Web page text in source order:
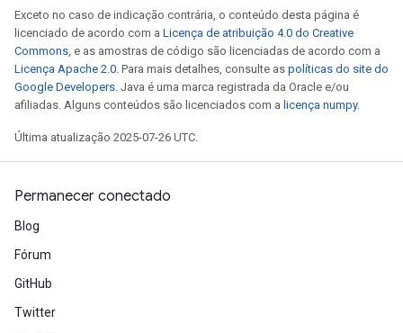
Exceto no caso de indicação contrária, o conteúdo desta página é
licenciado de acordo com a Licença de atribuição 4.0 do Creative
Commons, e as amostras de código são licenciadas de acordo com a
Licença Apache 2.0. Para mais detalhes, consulte as políticas do site do
Google Developers. Java é uma marca registrada da Oracle e/ou
afiliadas. Alguns conteúdos são licenciados com a licença numpy.
Última atualização 2025-07-26 UTC.
Permanecer conectado
Blog
Fórum
GitHub
Twitter